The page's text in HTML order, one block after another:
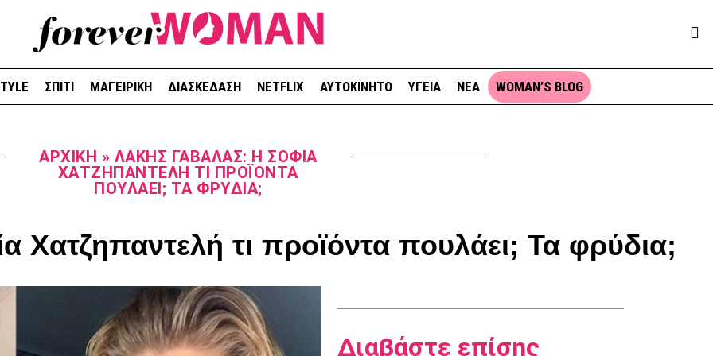
ΣΠΙΤΙ ΜΑΓΕΙΡΙΚΗ ΔΙΑΣΚΕΔΑΣΗ NETFLIX ΑΥΤΟΚΙΝΗΤΟ ΥΓΕΙΑ ΝΕΑ WOMAN’S BLOG
ΑΡΧΙΚΉ » ΛΆΚΗΣ ΓΑΒΑΛΆΣ: Η ΣΟΦΊΑ
ΧΑΤΖΗΠΑΝΤΕΛΉ ΤΙ ΠΡΟΪΌΝΤΑ
ΠΟΥΛΆΕΙ; ΤΑ ΦΡΎΔΙΑ;
Χατζηπαντελή τι προϊόντα πουλάει; Τα φρύδια;
Διαβάστε επίσης